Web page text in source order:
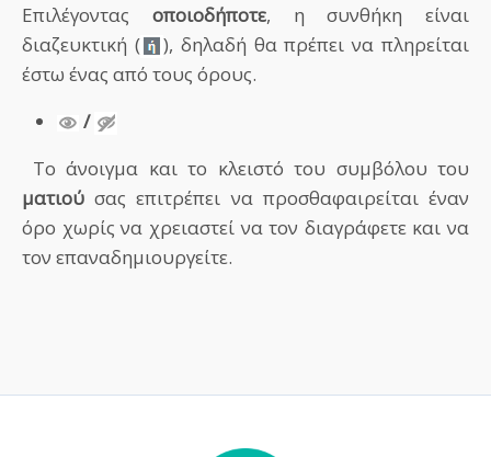
Επιλέγοντας οποιοδήποτε, η συνθήκη είναι
διαζευκτική (
), δηλαδή θα πρέπει να πληρείται
έστω ένας από τους όρους.
/
Tο άνοιγμα και το κλειστό του συμβόλου του
ματιού σας επιτρέπει να προσθαφαιρείται έναν
όρο χωρίς να χρειαστεί να τον διαγράφετε και να
τον επαναδημιουργείτε.